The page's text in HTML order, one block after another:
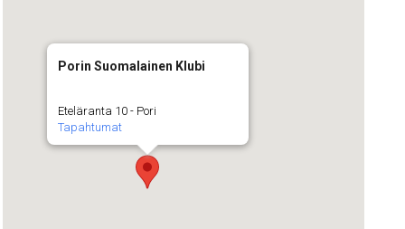
Porin Suomalainen Klubi
Eteläranta 10 - Pori
Tapahtumat